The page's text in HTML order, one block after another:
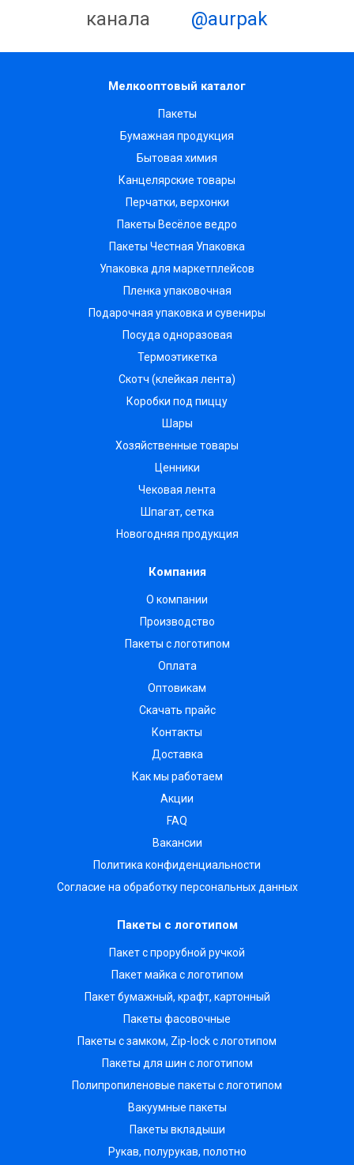
канала
@aurpak
Мелкооптовый каталог
Пакеты
Бумажная продукция
Бытовая химия
Канцелярские товары
Перчатки, верхонки
Пакеты Весёлое ведро
Пакеты Честная Упаковка
Упаковка для маркетплейсов
Пленка упаковочная
Подарочная упаковка и сувениры
Посуда одноразовая
Термоэтикетка
Скотч (клейкая лента)
Коробки под пиццу
Шары
Хозяйственные товары
Ценники
Чековая лента
Шпагат, сетка
Новогодняя продукция
Компания
О компании
Производство
Пакеты с логотипом
Оплата
Оптовикам
Скачать прайс
Контакты
Доставка
Как мы работаем
Акции
FAQ
Вакансии
Политика конфиденциальности
Согласие на обработку персональных данных
Пакеты с логотипом
Пакет с прорубной ручкой
Пакет майка с логотипом
Пакет бумажный, крафт, картонный
Пакеты фасовочные
Пакеты с замком, Zip-lock с логотипом
Пакеты для шин с логотипом
Полипропиленовые пакеты с логотипом
Вакуумные пакеты
Пакеты вкладыши
Рукав, полурукав, полотно